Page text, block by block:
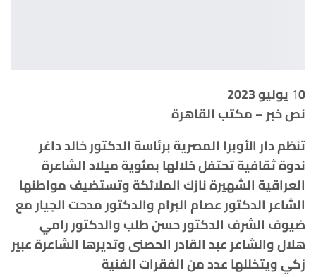
10 يوليو 2023
نص خبر – مكتب القاهرة
تنظم دار الأوبرا المصرية برئاسة الدكتور خالد داغر
ندوة ثقافية تحتفل خلالها بمئوية ميلاد الشاعرة
العراقية الشهيرة نازك الملائكة وتستضيف مواطنها
الشاعر الدكتور عصام البرام والدكتور مدحت الجيار مع
ضيوف الشرف الدكتور حسن طلب والدكتور رامي
هلال والشاعر عبد القادر الحصنى وتديرها الشاعرة عبير
زكي ويتخللها عدد من الفقرات الفنية